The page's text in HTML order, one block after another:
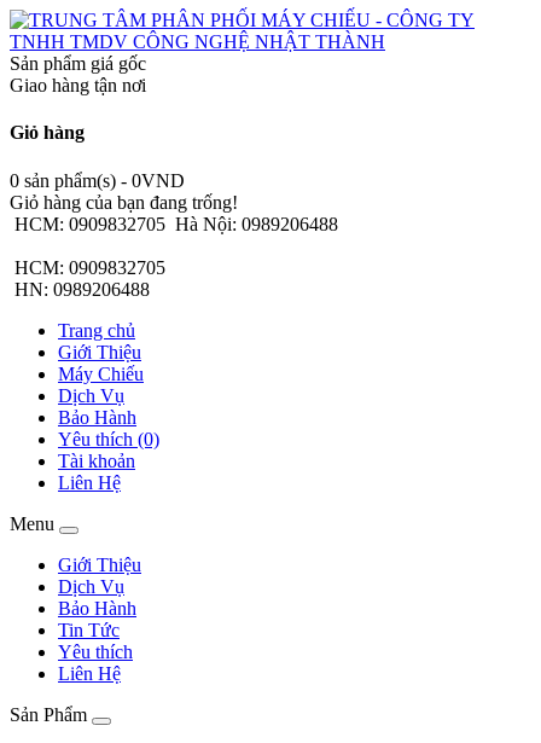
Sản phẩm giá gốc
Giao hàng tận nơi
Giỏ hàng
0 sản phẩm(s) - 0VND
Giỏ hàng của bạn đang trống!
HCM: 0909832705 Hà Nội: 0989206488
HCM: 0909832705
HN: 0989206488
Trang chủ
Giới Thiệu
Máy Chiếu
Dịch Vụ
Bảo Hành
Yêu thích (0)
Tài khoản
Liên Hệ
Menu
Giới Thiệu
Dịch Vụ
Bảo Hành
Tin Tức
Yêu thích
Liên Hệ
Sản Phẩm